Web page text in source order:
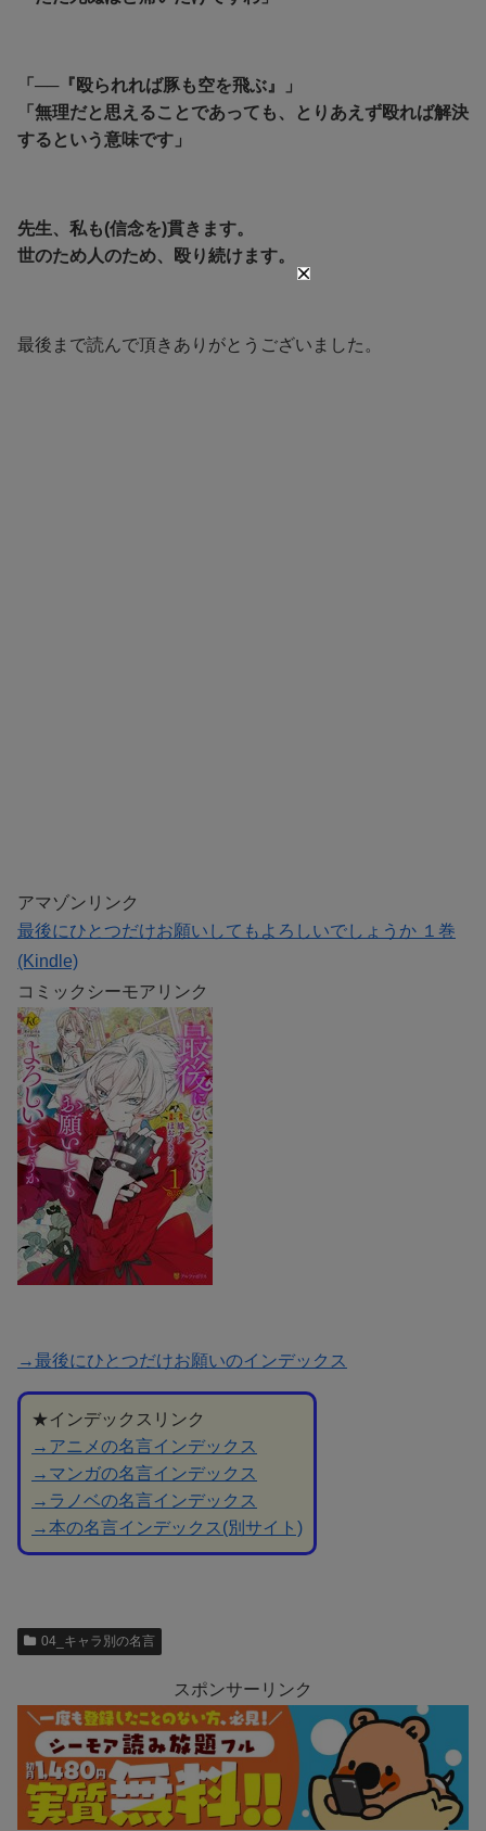
「──『殴られれば豚も空を飛ぶ』」
「無理だと思えることであっても、とりあえず殴れば解決
するという意味です」
先生、私も(信念を)貫きます。
世のため人のため、殴り続けます。
最後まで読んで頂きありがとうございました。
アマゾンリンク
最後にひとつだけお願いしてもよろしいでしょうか １巻
(Kindle)
コミックシーモアリンク
→最後にひとつだけお願いのインデックス
★インデックスリンク
→アニメの名言インデックス
→マンガの名言インデックス
→ラノベの名言インデックス
→本の名言インデックス(別サイト)
04_キャラ別の名言
スポンサーリンク